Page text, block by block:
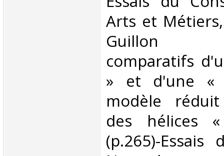
Arts et
Guillon
comparatifs
» et d'une «
modèle réduit
des hélices
(p.265)-